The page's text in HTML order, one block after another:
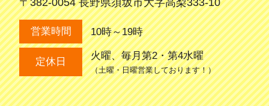
〒382-0054 長野県須坂市大字高梨333-10
営業時間 10時～19時
定休日
火曜、毎月第2・第4水曜
（土曜・日曜営業しております！）